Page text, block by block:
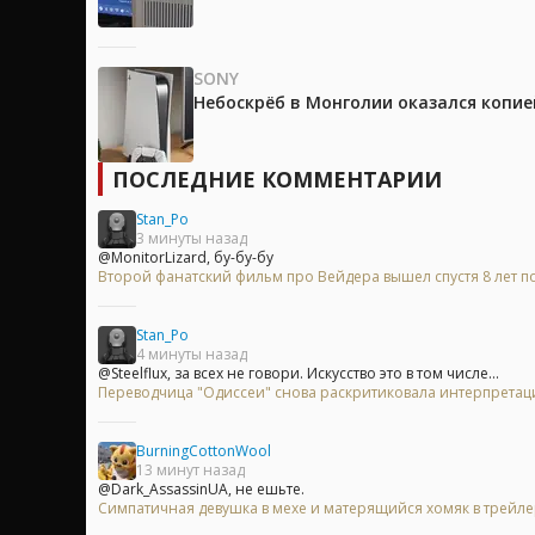
SONY
Небоскрёб в Монголии оказался
ПОСЛЕДНИЕ КОММЕНТАРИИ
Stan_Po
3 минуты назад
@MonitorLizard, бу-бу-бу
Второй фанатский фильм про Вейдера вышел спустя 8 лет
Stan_Po
4 минуты назад
@Steelflux, за всех не говори. Искусство это в том числе...
Переводчица "Одиссеи" снова раскритиковала
BurningCottonWool
13 минут назад
@Dark_AssassinUA, не ешьте.
Симпатичная девушка в мехе и матерящийся хомяк в